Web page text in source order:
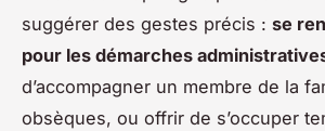
suggérer des gestes précis : se
pour les démarches
d’accompagner un membre de la
obsèques, ou offrir de s’occuper